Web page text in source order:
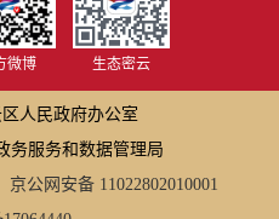
微博 生态密云
人民政府办公室
务服务和数据管理局
京公网安备 11022802010001